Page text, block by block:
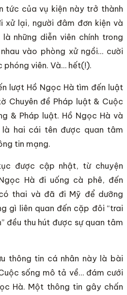
tức của vụ kiện này trở thành
xử lại, người đâm đơn kiện và
những diễn viên chính trong
vào phòng xử ngồi… cười
viên. Và… hết(!).
lượt Hồ Ngọc Hà tìm đến luật
Chuyên đề Pháp luật & Cuộc
& Pháp luật. Hồ Ngọc Hà và
hai cái tên được quan tâm
tin mạng.
được cập nhật, từ chuyện
Hà đi uống cà phê, đến
thai và đã đi Mỹ để dưỡng
gì liên quan đến cặp đôi “trai
đều thu hút được sự quan tâm
thông tin cá nhân này là bài
sống mô tả về… đám cưới
Hà. Một thông tin gây chấn